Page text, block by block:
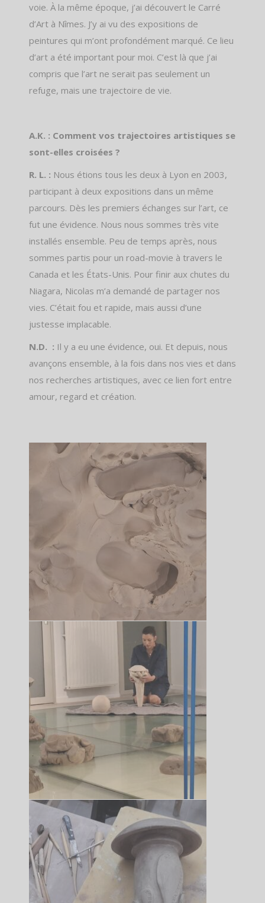
voie. À la même époque, j’ai découvert le Carré
d’Art à Nîmes. J’y ai vu des expositions de
peintures qui m’ont profondément marqué. Ce lieu
d’art a été important pour moi. C’est là que j’ai
compris que l’art ne serait pas seulement un
refuge, mais une trajectoire de vie.
A.K. : Comment vos trajectoires artistiques se
sont-elles croisées ?
R. L. : Nous étions tous les deux à Lyon en 2003,
participant à deux expositions dans un même
parcours. Dès les premiers échanges sur l’art, ce
fut une évidence. Nous nous sommes très vite
installés ensemble. Peu de temps après, nous
sommes partis pour un road-movie à travers le
Canada et les États-Unis. Pour finir aux chutes du
Niagara, Nicolas m’a demandé de partager nos
vies. C’était fou et rapide, mais aussi d’une
justesse implacable.
N.D. : Il y a eu une évidence, oui. Et depuis, nous
avançons ensemble, à la fois dans nos vies et dans
nos recherches artistiques, avec ce lien fort entre
amour, regard et création.